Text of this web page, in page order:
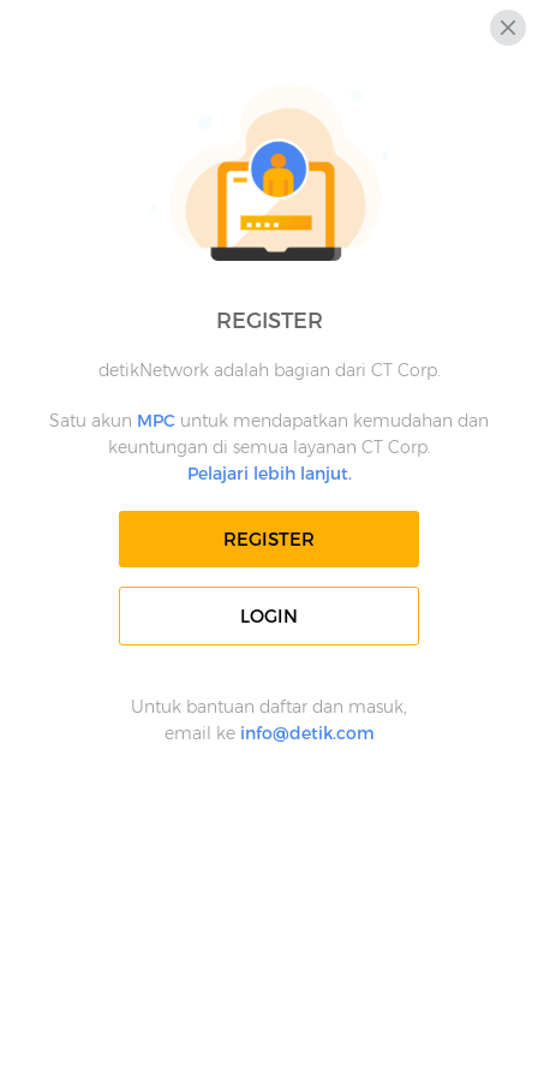
REGISTER
detikNetwork adalah bagian dari CT Corp.
Satu akun MPC untuk mendapatkan kemudahan dan
keuntungan di semua layanan CT Corp.
Pelajari lebih lanjut.
REGISTER
LOGIN
Untuk bantuan daftar dan masuk,
email ke info@detik.com